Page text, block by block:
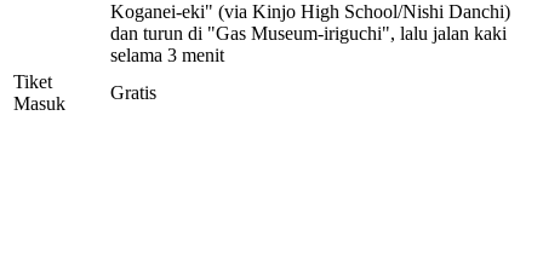
Koganei-eki" (via Kinjo High School/Nishi Danchi)
dan turun di "Gas Museum-iriguchi", lalu jalan kaki
selama 3 menit
Tiket
Masuk
Gratis